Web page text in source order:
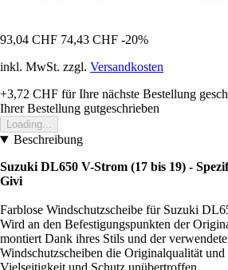
93,04 CHF 74,43 CHF -20%
inkl. MwSt. zzgl. Versandkosten
+3,72 CHF für Ihre nächste Bestellung
Ihrer Bestellung gutgeschrieben
Loading...
Beschreibung
Suzuki DL650 V-Strom (17 bis 19) -
Givi
Farblose Windschutzscheibe für Suzuki
Wird an den Befestigungspunkten der
montiert Dank ihres Stils und der
Windschutzscheiben die Originalqualität